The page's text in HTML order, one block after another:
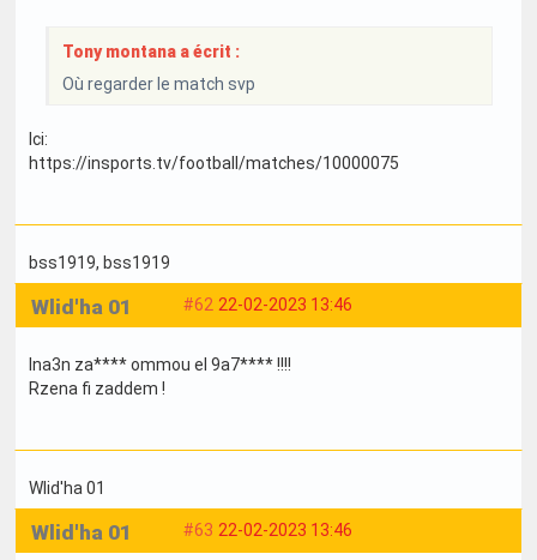
Tony montana a écrit :
Où regarder le match svp
Ici:
https://insports.tv/football/matches/10000075
bss1919, bss1919
#62 22-02-2023 13:46
Wlid'ha 01
Ina3n za**** ommou el 9a7**** !!!!
Rzena fi zaddem !
Wlid'ha 01
#63 22-02-2023 13:46
Wlid'ha 01